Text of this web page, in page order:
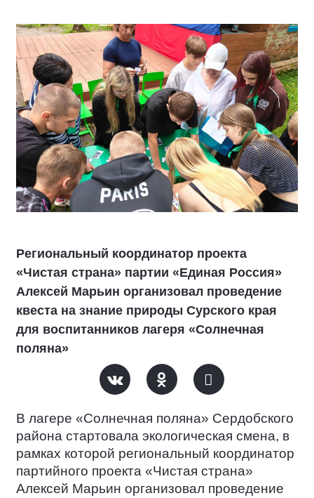
Региональный координатор проекта
«Чистая страна» партии «Единая Россия»
Алексей Марьин организовал проведение
квеста на знание природы Сурского края
для воспитанников лагеря «Солнечная
поляна»
В лагере «Солнечная поляна» Сердобского
района стартовала экологическая смена, в
рамках которой региональный координатор
партийного проекта «Чистая страна»
Алексей Марьин организовал проведение